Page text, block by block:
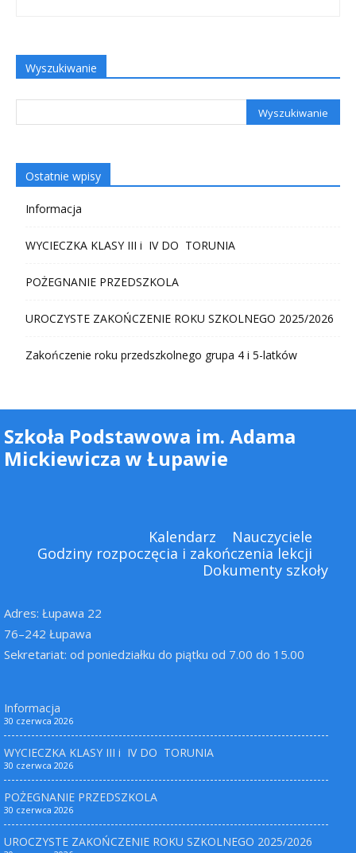
Wyszukiwanie
Ostatnie wpisy
Informacja
WYCIECZKA KLASY III i IV DO TORUNIA
POŻEGNANIE PRZEDSZKOLA
UROCZYSTE ZAKOŃCZENIE ROKU SZKOLNEGO 2025/2026
Zakończenie roku przedszkolnego grupa 4 i 5-latków
Szkoła Podstawowa im. Adama
Mickiewicza w Łupawie
Kalendarz
Nauczyciele
Godziny rozpoczęcia i zakończenia lekcji
Dokumenty szkoły
Adres: Łupawa 22
76–242 Łupawa
Sekretariat: od poniedziałku do piątku od 7.00 do 15.00
Informacja
30 czerwca 2026
WYCIECZKA KLASY III i IV DO TORUNIA
30 czerwca 2026
POŻEGNANIE PRZEDSZKOLA
30 czerwca 2026
UROCZYSTE ZAKOŃCZENIE ROKU SZKOLNEGO 2025/2026